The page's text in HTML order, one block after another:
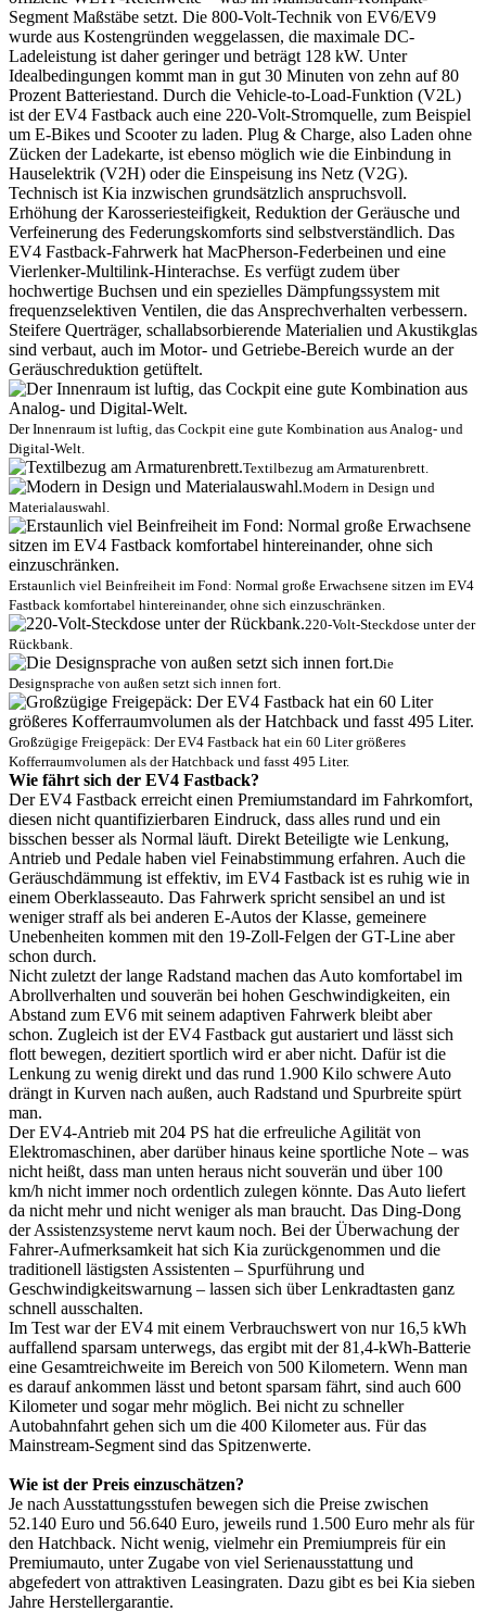
Segment Maßstäbe setzt. Die 800-Volt-Technik von EV6/EV9
wurde aus Kostengründen weggelassen, die maximale DC-
Ladeleistung ist daher geringer und beträgt 128 kW. Unter
Idealbedingungen kommt man in gut 30 Minuten von zehn auf 80
Prozent Batteriestand. Durch die Vehicle-to-Load-Funktion (V2L)
ist der EV4 Fastback auch eine 220-Volt-Stromquelle, zum Beispiel
um E-Bikes und Scooter zu laden. Plug & Charge, also Laden ohne
Zücken der Ladekarte, ist ebenso möglich wie die Einbindung in
Hauselektrik (V2H) oder die Einspeisung ins Netz (V2G).
Technisch ist Kia inzwischen grundsätzlich anspruchsvoll.
Erhöhung der Karosseriesteifigkeit, Reduktion der Geräusche und
Verfeinerung des Federungskomforts sind selbstverständlich. Das
EV4 Fastback-Fahrwerk hat MacPherson-Federbeinen und eine
Vierlenker-Multilink-Hinterachse. Es verfügt zudem über
hochwertige Buchsen und ein spezielles Dämpfungssystem mit
frequenzselektiven Ventilen, die das Ansprechverhalten verbessern.
Steifere Querträger, schallabsorbierende Materialien und Akustikglas
sind verbaut, auch im Motor- und Getriebe-Bereich wurde an der
Geräuschreduktion getüftelt.
Der Innenraum ist luftig, das Cockpit eine gute Kombination aus Analog- und
Digital-Welt.
Textilbezug am Armaturenbrett.
Modern in Design und
Materialauswahl.
Erstaunlich viel Beinfreiheit im Fond: Normal große Erwachsene sitzen im EV4
Fastback komfortabel hintereinander, ohne sich einzuschränken.
220-Volt-Steckdose unter der
Rückbank.
Die
Designsprache von außen setzt sich innen fort.
Großzügige Freigepäck: Der EV4 Fastback hat ein 60 Liter größeres
Kofferraumvolumen als der Hatchback und fasst 495 Liter.
Wie fährt sich der EV4 Fastback?
Der EV4 Fastback erreicht einen Premiumstandard im Fahrkomfort,
diesen nicht quantifizierbaren Eindruck, dass alles rund und ein
bisschen besser als Normal läuft. Direkt Beteiligte wie Lenkung,
Antrieb und Pedale haben viel Feinabstimmung erfahren. Auch die
Geräuschdämmung ist effektiv, im EV4 Fastback ist es ruhig wie in
einem Oberklasseauto. Das Fahrwerk spricht sensibel an und ist
weniger straff als bei anderen E-Autos der Klasse, gemeinere
Unebenheiten kommen mit den 19-Zoll-Felgen der GT-Line aber
schon durch.
Nicht zuletzt der lange Radstand machen das Auto komfortabel im
Abrollverhalten und souverän bei hohen Geschwindigkeiten, ein
Abstand zum EV6 mit seinem adaptiven Fahrwerk bleibt aber
schon. Zugleich ist der EV4 Fastback gut austariert und lässt sich
flott bewegen, dezitiert sportlich wird er aber nicht. Dafür ist die
Lenkung zu wenig direkt und das rund 1.900 Kilo schwere Auto
drängt in Kurven nach außen, auch Radstand und Spurbreite spürt
man.
Der EV4-Antrieb mit 204 PS hat die erfreuliche Agilität von
Elektromaschinen, aber darüber hinaus keine sportliche Note – was
nicht heißt, dass man unten heraus nicht souverän und über 100
km/h nicht immer noch ordentlich zulegen könnte. Das Auto liefert
da nicht mehr und nicht weniger als man braucht. Das Ding-Dong
der Assistenzsysteme nervt kaum noch. Bei der Überwachung der
Fahrer-Aufmerksamkeit hat sich Kia zurückgenommen und die
traditionell lästigsten Assistenten – Spurführung und
Geschwindigkeitswarnung – lassen sich über Lenkradtasten ganz
schnell ausschalten.
Im Test war der EV4 mit einem Verbrauchswert von nur 16,5 kWh
auffallend sparsam unterwegs, das ergibt mit der 81,4-kWh-Batterie
eine Gesamtreichweite im Bereich von 500 Kilometern. Wenn man
es darauf ankommen lässt und betont sparsam fährt, sind auch 600
Kilometer und sogar mehr möglich. Bei nicht zu schneller
Autobahnfahrt gehen sich um die 400 Kilometer aus. Für das
Mainstream-Segment sind das Spitzenwerte.
Wie ist der Preis einzuschätzen?
Je nach Ausstattungsstufen bewegen sich die Preise zwischen
52.140 Euro und 56.640 Euro, jeweils rund 1.500 Euro mehr als für
den Hatchback. Nicht wenig, vielmehr ein Premiumpreis für ein
Premiumauto, unter Zugabe von viel Serienausstattung und
abgefedert von attraktiven Leasingraten. Dazu gibt es bei Kia sieben
Jahre Herstellergarantie.